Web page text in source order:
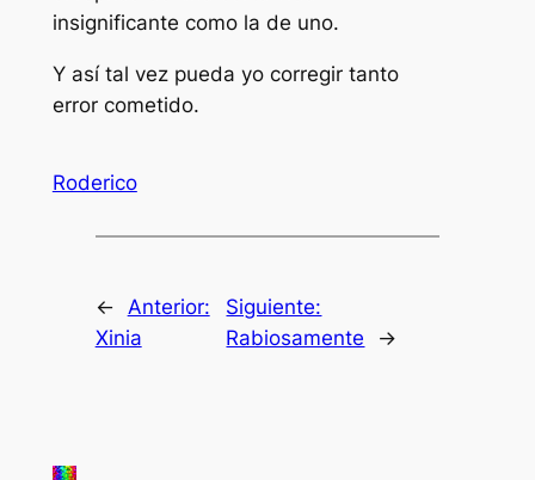
insignificante como la de uno.
Y así tal vez pueda yo corregir tanto
error cometido.
Roderico
←
Anterior:
Xinia
Siguiente:
Rabiosamente
→